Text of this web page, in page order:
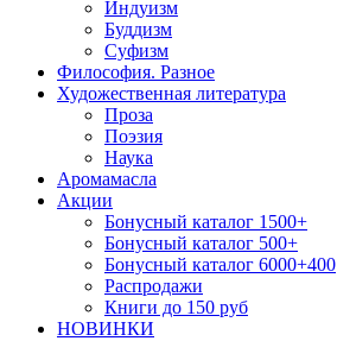
Индуизм
Буддизм
Суфизм
Философия. Разное
Художественная литература
Проза
Поэзия
Наука
Аромамасла
Акции
Бонусный каталог 1500+
Бонусный каталог 500+
Бонусный каталог 6000+400
Распродажи
Книги до 150 руб
НОВИНКИ